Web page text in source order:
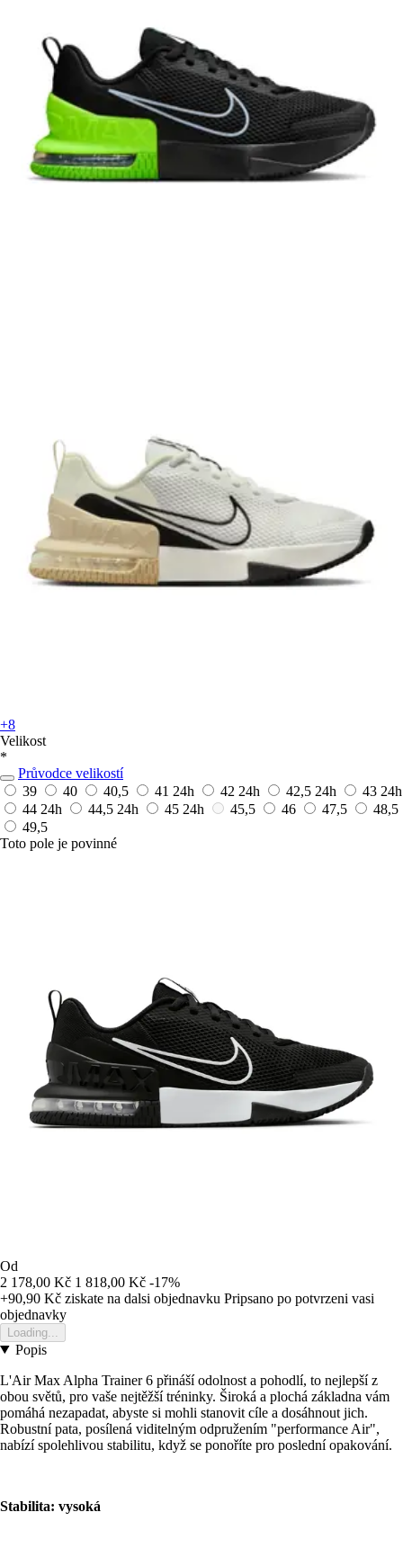
+8
Velikost
*
Průvodce velikostí
39
40 40,5 41 24h 42 24h 42,5 24h 43 24h
44 24h 44,5 24h 45 24h 45,5 46 47,5
48,5
49,5
Toto pole je povinné
Od
2 178,00 Kč 1 818,00 Kč -17%
+90,90 Kč ziskate na dalsi objednavku Pripsano po potvrzeni vasi
objednavky
Loading...
Popis
L'Air Max Alpha Trainer 6 přináší odolnost a pohodlí, to nejlepší z
obou světů, pro vaše nejtěžší tréninky. Široká a plochá základna vám
pomáhá nezapadat, abyste si mohli stanovit cíle a dosáhnout jich.
Robustní pata, posílená viditelným odpružením "performance Air",
nabízí spolehlivou stabilitu, když se ponoříte pro poslední opakování.
Stabilita: vysoká